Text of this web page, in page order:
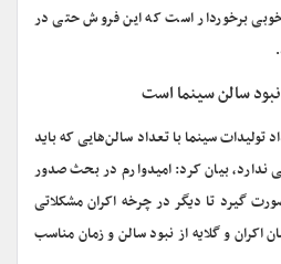
برخوردار است که این فروش حتی در
سالن سینما است
تولیدات سینما با تعداد سالن‌هایی که باید
ندارد، بیان کرد: امیدوارم در بحث صدور
گیرد تا دیگر در چرخه اکران مشکلاتی
و گلایه از نبود سالن و زمان مناسب